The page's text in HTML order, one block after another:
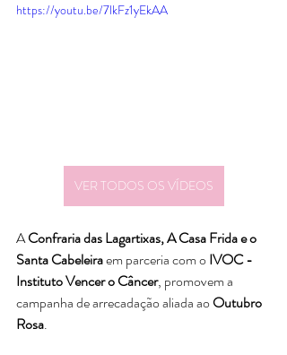
https://youtu.be/7lkFz1yEkAA
VER TODOS OS VÍDEOS
A Confraria das Lagartixas, A Casa Frida e o
Santa Cabeleira em parceria com o IVOC -
Instituto Vencer o Câncer, promovem a
campanha de arrecadação aliada ao Outubro
Rosa.